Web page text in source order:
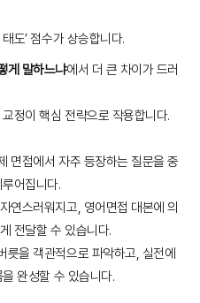
도’ 점수가 상승합니다.
게 말하느냐에서 더 큰 차이가 드러
정이 핵심 전략으로 작용합니다.
면접에서 자주 등장하는 질문을 중
어집니다.
연스러워지고, 영어면접 대본에 의
전달할 수 있습니다.
을 객관적으로 파악하고, 실전에
완성할 수 있습니다.